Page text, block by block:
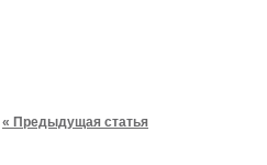
« Предыдущая статья